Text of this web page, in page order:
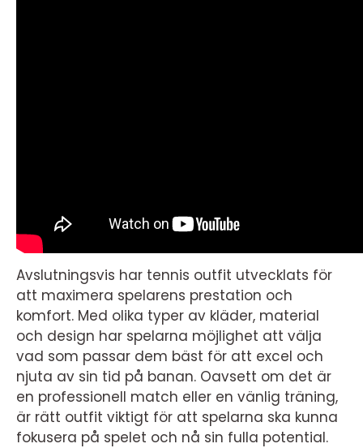
Avslutningsvis har tennis outfit utvecklats för
att maximera spelarens prestation och
komfort. Med olika typer av kläder, material
och design har spelarna möjlighet att välja
vad som passar dem bäst för att excel och
njuta av sin tid på banan. Oavsett om det är
en professionell match eller en vänlig träning,
är rätt outfit viktigt för att spelarna ska kunna
fokusera på spelet och nå sin fulla potential.